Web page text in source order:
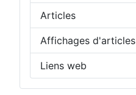
Articles
Affichages d'articles
Liens web